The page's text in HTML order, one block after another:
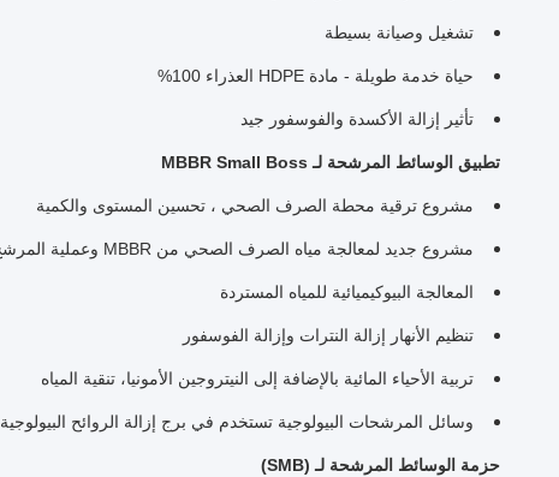
تشغيل وصيانة بسيطة
حياة خدمة طويلة - مادة HDPE العذراء 100%
تأثير إزالة الأكسدة والفوسفور جيد
تطبيق الوسائط المرشحة لـ MBBR Small Boss
مشروع ترقية محطة الصرف الصحي ، تحسين المستوى والكمية
مشروع جديد لمعالجة مياه الصرف الصحي من MBBR وعملية المرشح البيولوجي
المعالجة البيوكيميائية للمياه المستردة
تنظيم الأنهار إزالة النترات وإزالة الفوسفور
تربية الأحياء المائية بالإضافة إلى النيتروجين الأمونيا، تنقية المياه
وسائل المرشحات البيولوجية تستخدم في برج إزالة الروائح البيولوجية
حزمة الوسائط المرشحة لـ (SMB)